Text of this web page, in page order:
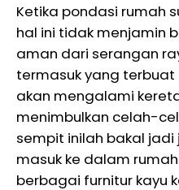
Ketika pondasi rumah
hal ini tidak menjamin
aman dari serangan
termasuk yang
akan mengalami
menimbulkan celah-
sempit inilah bakal
masuk ke dalam
berbagai furnitur kayu